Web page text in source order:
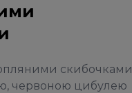
скибочками
червоною цибулею